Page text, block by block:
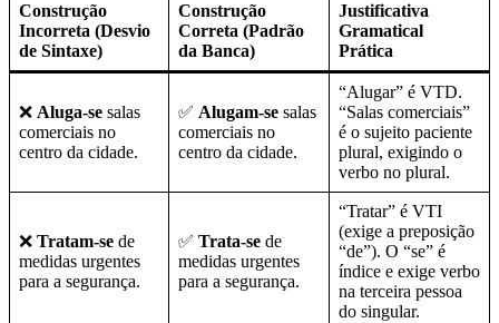
Construção
Incorreta (Desvio
de Sintaxe)
Construção
Correta (Padrão
da Banca)
Justificativa
Gramatical
Prática
❌ Aluga-se salas
comerciais no
centro da cidade.
✅ Alugam-se salas
comerciais no
centro da cidade.
“Alugar” é VTD.
“Salas comerciais”
é o sujeito paciente
plural, exigindo o
verbo no plural.
❌ Tratam-se de
medidas urgentes
para a segurança.
✅ Trata-se de
medidas urgentes
para a segurança.
“Tratar” é VTI
(exige a preposição
“de”). O “se” é
índice e exige verbo
na terceira pessoa
do singular.